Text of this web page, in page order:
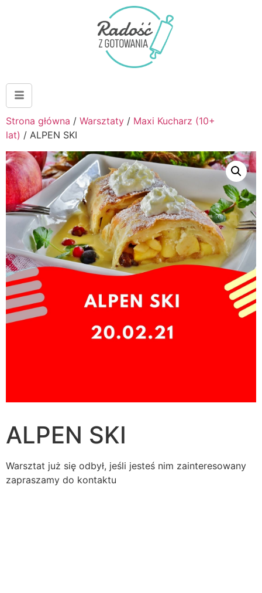
Strona główna / Warsztaty / Maxi Kucharz (10+
lat) / ALPEN SKI
ALPEN SKI
Warsztat już się odbył, jeśli jesteś nim zainteresowany
zapraszamy do kontaktu